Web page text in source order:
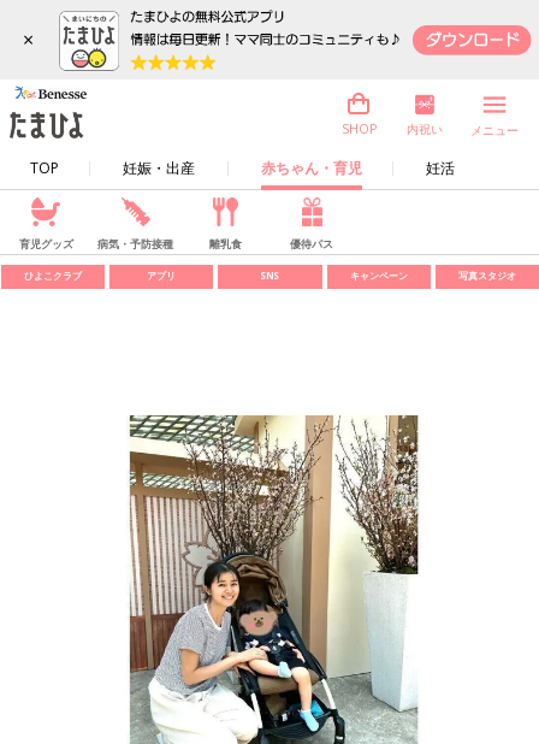
×
TOP 妊娠・出産 赤ちゃん・育児 妊活
SHOP 内祝い メニュー
育児グッズ 病気・予防接種 離乳食 優待パス
ひよこクラブ アプリ SNS キャンペーン 写真スタジオ